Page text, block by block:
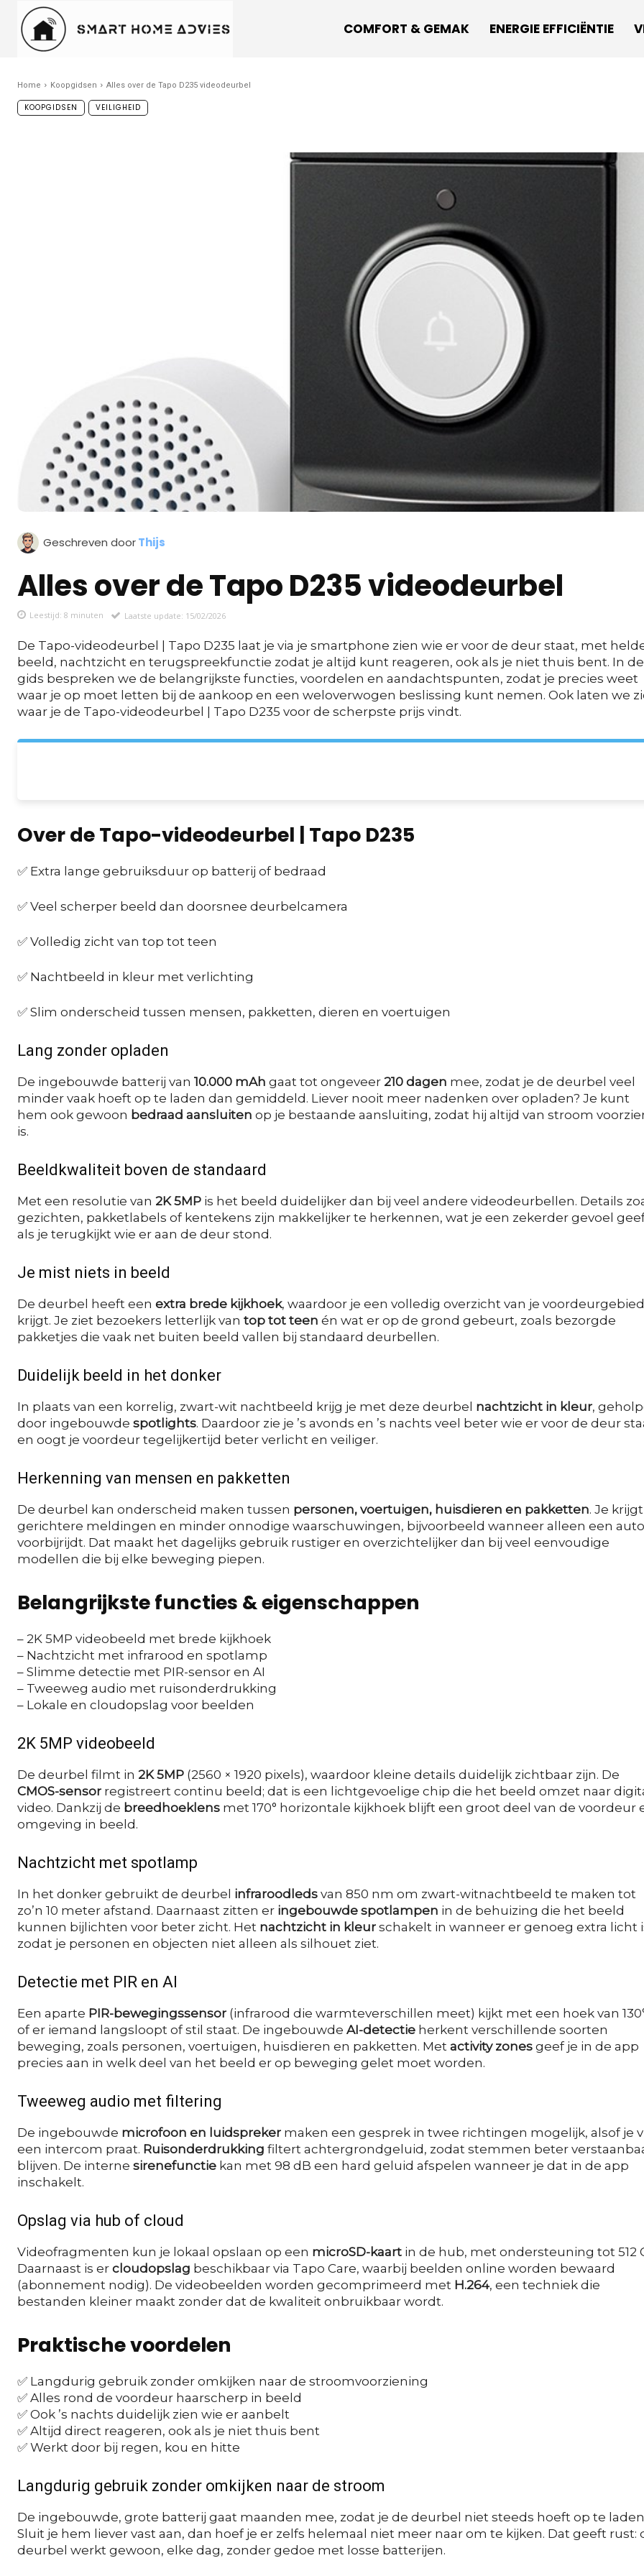
COMFORT & GEMAK ENERGIE EFFICIËNTIE
Home Koopgidsen Alles over de Tapo D235 videodeurbel
KOOPGIDSEN VEILIGHEID
Geschreven doorThijs
Alles over de Tapo D235 videodeurbel
Leestijd: 8 minuten Laatste update: 15/02/2026
De Tapo-videodeurbel | Tapo D235 laat je via je smartphone zien wie er voor de deur staat, met
beeld, nachtzicht en terugspreekfunctie zodat je altijd kunt reageren, ook als je niet thuis bent. In
gids bespreken we de belangrijkste functies, voordelen en aandachtspunten, zodat je precies weet
waar je op moet letten bij de aankoop en een weloverwogen beslissing kunt nemen. Ook laten we
waar je de Tapo-videodeurbel | Tapo D235 voor de scherpste prijs vindt.
Over de Tapo-videodeurbel | Tapo D235
✅ Extra lange gebruiksduur op batterij of bedraad
✅ Veel scherper beeld dan doorsnee deurbelcamera
✅ Volledig zicht van top tot teen
✅ Nachtbeeld in kleur met verlichting
✅ Slim onderscheid tussen mensen, pakketten, dieren en voertuigen
Lang zonder opladen
De ingebouwde batterij van 10.000 mAh gaat tot ongeveer 210 dagen mee, zodat je de deurbel veel
minder vaak hoeft op te laden dan gemiddeld. Liever nooit meer nadenken over opladen? Je kunt
hem ook gewoon bedraad aansluiten op je bestaande aansluiting, zodat hij altijd van stroom
is.
Beeldkwaliteit boven de standaard
Met een resolutie van 2K 5MP is het beeld duidelijker dan bij veel andere videodeurbellen. Details
gezichten, pakketlabels of kentekens zijn makkelijker te herkennen, wat je een zekerder gevoel
als je terugkijkt wie er aan de deur stond.
Je mist niets in beeld
De deurbel heeft een extra brede kijkhoek, waardoor je een volledig overzicht van je voordeurgebied
krijgt. Je ziet bezoekers letterlijk van top tot teen én wat er op de grond gebeurt, zoals bezorgde
pakketjes die vaak net buiten beeld vallen bij standaard deurbellen.
Duidelijk beeld in het donker
In plaats van een korrelig, zwart-wit nachtbeeld krijg je met deze deurbel nachtzicht in kleur,
door ingebouwde spotlights. Daardoor zie je ’s avonds en ’s nachts veel beter wie er voor de deur
en oogt je voordeur tegelijkertijd beter verlicht en veiliger.
Herkenning van mensen en pakketten
De deurbel kan onderscheid maken tussen personen, voertuigen, huisdieren en pakketten. Je krijgt
gerichtere meldingen en minder onnodige waarschuwingen, bijvoorbeeld wanneer alleen een auto
voorbijrijdt. Dat maakt het dagelijks gebruik rustiger en overzichtelijker dan bij veel eenvoudige
modellen die bij elke beweging piepen.
Belangrijkste functies & eigenschappen
– 2K 5MP videobeeld met brede kijkhoek
– Nachtzicht met infrarood en spotlamp
– Slimme detectie met PIR-sensor en AI
– Tweeweg audio met ruisonderdrukking
– Lokale en cloudopslag voor beelden
2K 5MP videobeeld
De deurbel filmt in 2K 5MP (2560 × 1920 pixels), waardoor kleine details duidelijk zichtbaar zijn. De
CMOS-sensor registreert continu beeld; dat is een lichtgevoelige chip die het beeld omzet naar
video. Dankzij de breedhoeklens met 170° horizontale kijkhoek blijft een groot deel van de voordeur
omgeving in beeld.
Nachtzicht met spotlamp
In het donker gebruikt de deurbel infraroodleds van 850 nm om zwart-witnachtbeeld te maken tot
zo’n 10 meter afstand. Daarnaast zitten er ingebouwde spotlampen in de behuizing die het beeld
kunnen bijlichten voor beter zicht. Het nachtzicht in kleur schakelt in wanneer er genoeg extra licht
zodat je personen en objecten niet alleen als silhouet ziet.
Detectie met PIR en AI
Een aparte PIR-bewegingssensor (infrarood die warmteverschillen meet) kijkt met een hoek van
of er iemand langsloopt of stil staat. De ingebouwde AI-detectie herkent verschillende soorten
beweging, zoals personen, voertuigen, huisdieren en pakketten. Met activity zones geef je in de app
precies aan in welk deel van het beeld er op beweging gelet moet worden.
Tweeweg audio met filtering
De ingebouwde microfoon en luidspreker maken een gesprek in twee richtingen mogelijk, alsof je
een intercom praat. Ruisonderdrukking filtert achtergrondgeluid, zodat stemmen beter
blijven. De interne sirenefunctie kan met 98 dB een hard geluid afspelen wanneer je dat in de app
inschakelt.
Opslag via hub of cloud
Videofragmenten kun je lokaal opslaan op een microSD-kaart in de hub, met ondersteuning tot 512
Daarnaast is er cloudopslag beschikbaar via Tapo Care, waarbij beelden online worden bewaard
(abonnement nodig). De videobeelden worden gecomprimeerd met H.264, een techniek die
bestanden kleiner maakt zonder dat de kwaliteit onbruikbaar wordt.
Praktische voordelen
✅ Langdurig gebruik zonder omkijken naar de stroomvoorziening
✅ Alles rond de voordeur haarscherp in beeld
✅ Ook ’s nachts duidelijk zien wie er aanbelt
✅ Altijd direct reageren, ook als je niet thuis bent
✅ Werkt door bij regen, kou en hitte
Langdurig gebruik zonder omkijken naar de stroom
De ingebouwde, grote batterij gaat maanden mee, zodat je de deurbel niet steeds hoeft op te
Sluit je hem liever vast aan, dan hoef je er zelfs helemaal niet meer naar om te kijken. Dat geeft rust:
deurbel werkt gewoon, elke dag, zonder gedoe met losse batterijen.